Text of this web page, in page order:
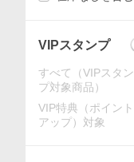
VIPスタンプ
すべて（VIPスタン
プ対象商品）
VIP特典（ポイント
アップ）対象